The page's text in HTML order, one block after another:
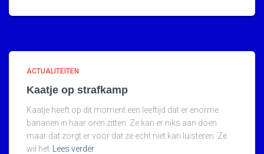
ACTUALITEITEN
Kaatje op strafkamp
Kaatje heeft op dit moment een leeftijd dat er enorme
bananen in haar oren zitten. Ze kan er niks aan doen
maar dat zorgt er voor dat ze echt niet kan luisteren. Ze
wil het
Lees verder